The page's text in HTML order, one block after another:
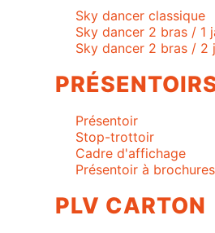
Sky dancer classique
Sky dancer 2 bras / 1
Sky dancer 2 bras / 2
Présentoir
Stop-trottoir
Cadre d'affichage
Présentoir à brochures
PLV CARTON